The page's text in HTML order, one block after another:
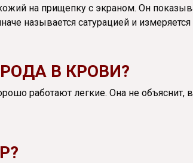
на прищепку с экраном. Он
называется сатурацией и измеряется
В КРОВИ?
работают легкие. Она не объяснит, в